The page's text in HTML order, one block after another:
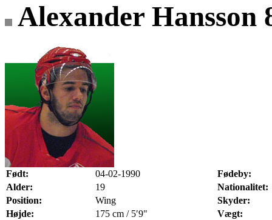
Alexander Hansson
Født: 04-02-1990
Fødeby:
Alder:
19
Nationalitet:
Position:
Wing
Skyder:
Højde:
175 cm / 5′9"
Vægt: